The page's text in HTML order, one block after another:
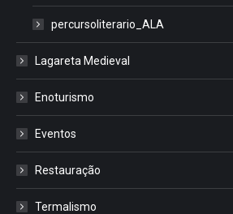
percursoliterario_ALA
Lagareta Medieval
Enoturismo
Eventos
Restauração
Termalismo